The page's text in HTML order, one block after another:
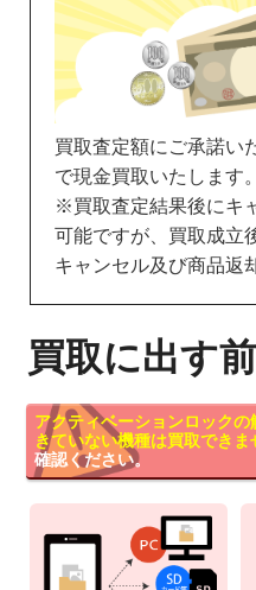
買取査定額にご承諾い
で現金買取いたします。
※買取査定結果後にキ
可能ですが、買取成立
キャンセル及び商品返
買取に出す
アクティベーションロック
きていない機種は買取できま
確認ください。